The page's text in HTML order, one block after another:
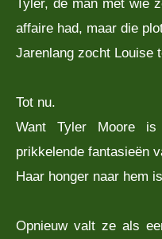
Tyler, de man met wie
affaire had, maar die
Jarenlang zocht Louise
Tot nu.
Want Tyler Moore
prikkelende fantasieën
Haar honger naar hem
Opnieuw valt ze als